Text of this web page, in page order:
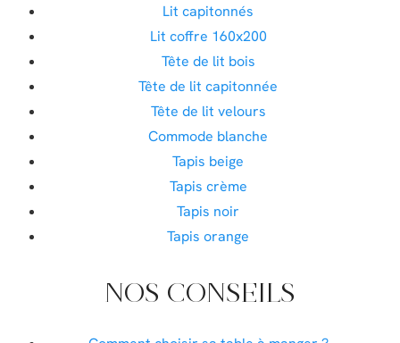
Lit capitonnés
Lit coffre 160x200
Tête de lit bois
Tête de lit capitonnée
Tête de lit velours
Commode blanche
Tapis beige
Tapis crème
Tapis noir
Tapis orange
NOS CONSEILS